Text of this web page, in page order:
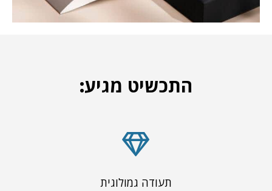
התכשיט מגיע:
תעודה גמולוגית